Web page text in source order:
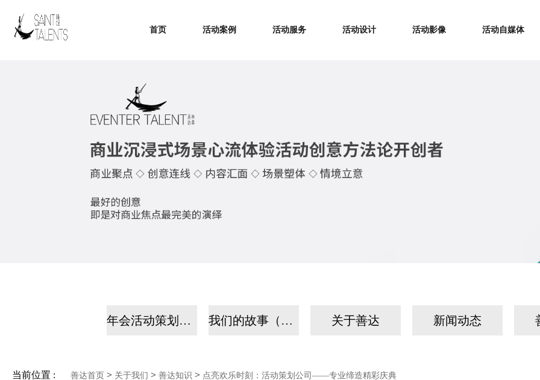
首页 活动案例 活动服务 活动设计 活动影像 活动自媒体
年会活动策划公司 我们的故事（手机） 关于善达 新闻动态
当前位置 : 善达首页 > 关于我们 > 善达知识 > 点亮欢乐时刻：活动策划公司——专业缔造精彩庆典